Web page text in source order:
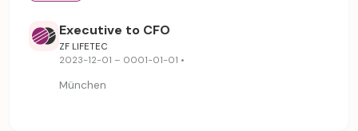
Executive to CFO
ZF LIFETEC
2023-12-01 – 0001-01-01 •
München